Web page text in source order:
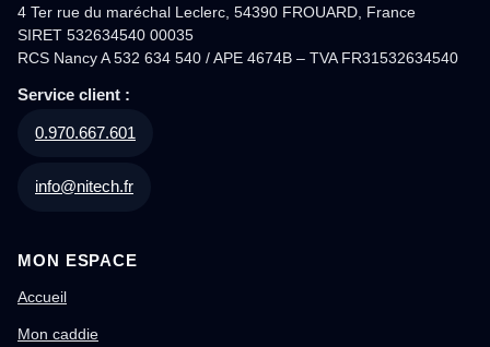
4 Ter rue du maréchal Leclerc, 54390 FROUARD, France
SIRET 532634540 00035
RCS Nancy A 532 634 540 / APE 4674B – TVA FR31532634540
Service client :
0.970.667.601
info@nitech.fr
MON ESPACE
Accueil
Mon caddie